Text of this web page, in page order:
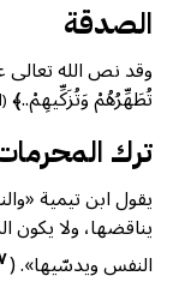
الصدقة
وقد نص الله
تُطَهِّرُهُمْ وَتُزَكِّيهِمْ..﴾
ترك
يقول ابن تيمية
يناقضها، ولا يكون
النفس ويدسّيها». (